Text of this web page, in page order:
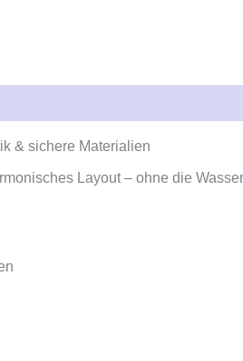
& sichere Materialien
Layout – ohne die